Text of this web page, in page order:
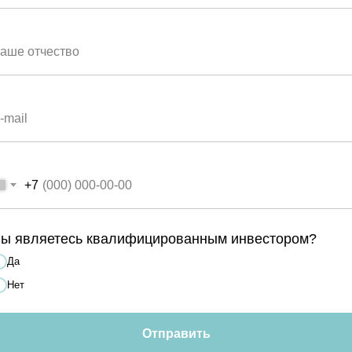
поднимают ставки
+7
являетесь квалифицированным инвестором?
Да
Нет
Отправить